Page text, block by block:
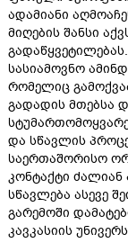
ადამიანი
მიღების შანსი
სასიამოვნო
რომელიც
გადადის მთებსა
და სწავლის
საერთაშორისო
კონტაქტი ძალიან
სწავლება ასევე
გარემოში
კავკასიის